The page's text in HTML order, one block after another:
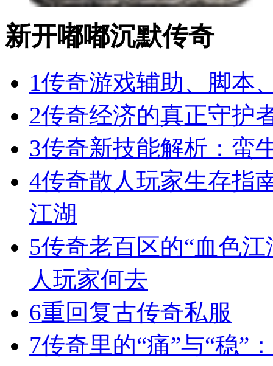
新开嘟嘟沉默传奇
1传奇游戏辅助、脚本
2传奇经济的真正守护
3传奇新技能解析：
4传奇散人玩家生存指
江湖
5传奇老百区的“血色
人玩家何去
6重回复古传奇私服
7传奇里的“痛”与“稳”